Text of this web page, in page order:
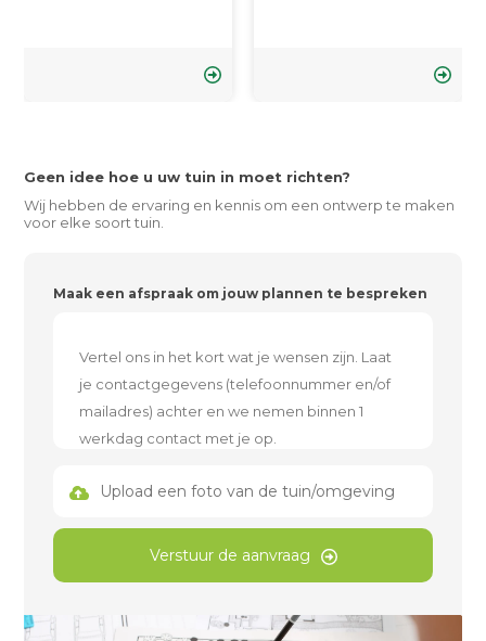
Geen idee hoe u uw tuin in moet richten?
Wij hebben de ervaring en kennis om een ontwerp te maken
voor elke soort tuin.
Maak een afspraak om jouw plannen te bespreken
Upload een foto van de tuin/omgeving
Verstuur de aanvraag